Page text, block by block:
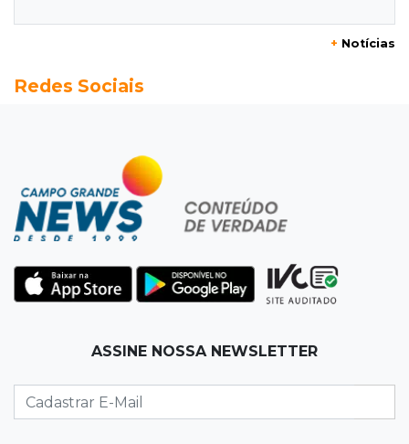
ciclone, mas descarta cenário extremo
Primeiros ovos de arara-azul marcam início da
temporada reprodutiva no Pantanal
12:06Aquidauana
prejuízos e buscam ressarcimento
Engenheiro do Pantanal: tatu-canastra pode
+ Notícias
Redes Sociais
ASSINE NOSSA NEWSLETTER